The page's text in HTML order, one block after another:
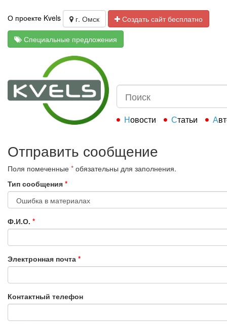
О проекте Kvels г. Омск
Создать сайт бесплатно
Специальные предложения
Новости Статьи
Отправить сообщение
Поля помеченные * обязательны для заполнения.
Тип сообщения *
Ф.И.О. *
Электронная почта *
Контактный телефон